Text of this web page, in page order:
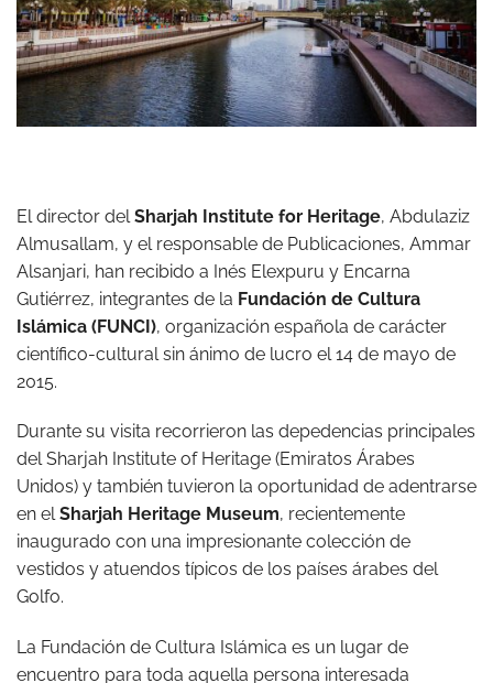
El director del Sharjah Institute for Heritage, Abdulaziz
Almusallam, y el responsable de Publicaciones, Ammar
Alsanjari, han recibido a Inés Elexpuru y Encarna
Gutiérrez, integrantes de la Fundación de Cultura
Islámica (FUNCI), organización española de carácter
científico-cultural sin ánimo de lucro el 14 de mayo de
2015.
Durante su visita recorrieron las depedencias principales
del Sharjah Institute of Heritage (Emiratos Árabes
Unidos) y también tuvieron la oportunidad de adentrarse
en elSharjah Heritage Museum, recientemente
inaugurado con una impresionante colección de
vestidos y atuendos típicos de los países árabes del
Golfo.
La Fundación de Cultura Islámica es un lugar de
encuentro para toda aquella persona interesada